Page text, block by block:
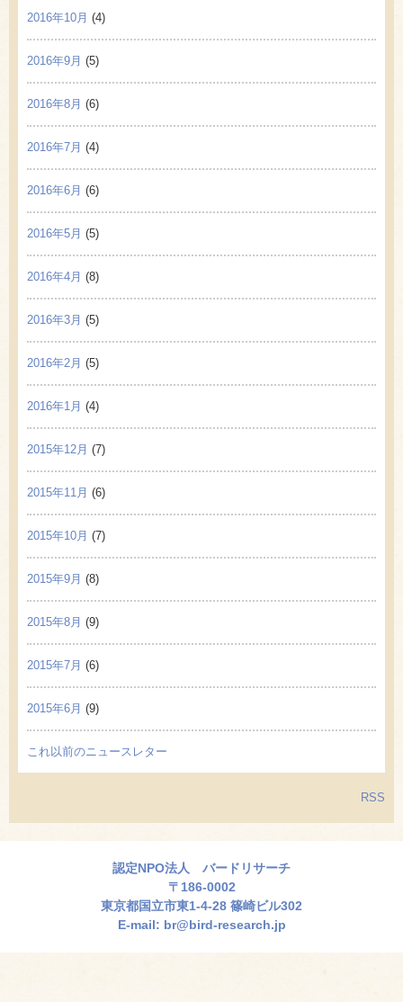
2016年10月 (4)
2016年9月 (5)
2016年8月 (6)
2016年7月 (4)
2016年6月 (6)
2016年5月 (5)
2016年4月 (8)
2016年3月 (5)
2016年2月 (5)
2016年1月 (4)
2015年12月 (7)
2015年11月 (6)
2015年10月 (7)
2015年9月 (8)
2015年8月 (9)
2015年7月 (6)
2015年6月 (9)
これ以前のニュースレター
RSS
認定NPO法人 バードリサーチ
〒186-0002
東京都国立市東1-4-28 篠崎ビル302
E-mail: br@bird-research.jp